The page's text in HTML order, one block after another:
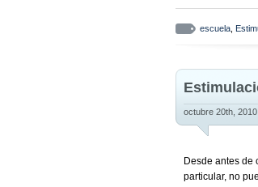
escuela
octubre 20th, 2010
Desde antes de
particular, no